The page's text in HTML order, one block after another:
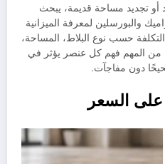
تجديد مساحة قديمة، يبحث
والبورسلين لمعرفة الميزانية
حسب نوع البلاط، المساحة،
من المهم فهم كل عنصر يؤثر في
دون مفاجآت.
على السعر